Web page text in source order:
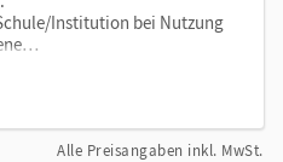
Institution bei Nutzung
Alle Preisangaben inkl. MwSt.